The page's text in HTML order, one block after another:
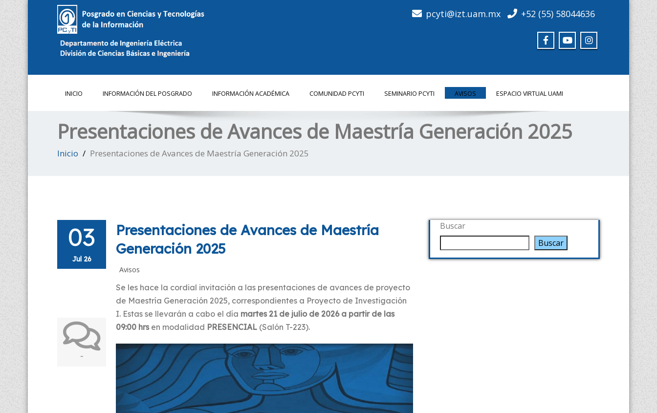
pcyti@izt.uam.mx +52 (55) 58044636
INICIO INFORMACIÓN DEL POSGRADO INFORMACIÓN ACADÉMICA COMUNIDAD PCYTI SEMINARIO PCYTI AVISOS ESPACIO VIRTUAL UAMI
Presentaciones de Avances de Maestría Generación 2025
Inicio Presentaciones de Avances de Maestría Generación 2025
03
Jul 26
-
Presentaciones de Avances de Maestría
Generación 2025
Avisos
Se les hace la cordial invitación a las presentaciones de avances de proyecto
de Maestría Generación 2025, correspondientes a Proyecto de Investigación
I. Estas se llevarán a cabo el día martes 21 de julio de 2026 a partir de las
09:00 hrsen modalidad PRESENCIAL (Salón T-223).
Buscar
Buscar